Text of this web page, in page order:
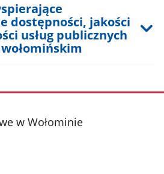
dostępności, jakości
usług publicznych
w Wołominie